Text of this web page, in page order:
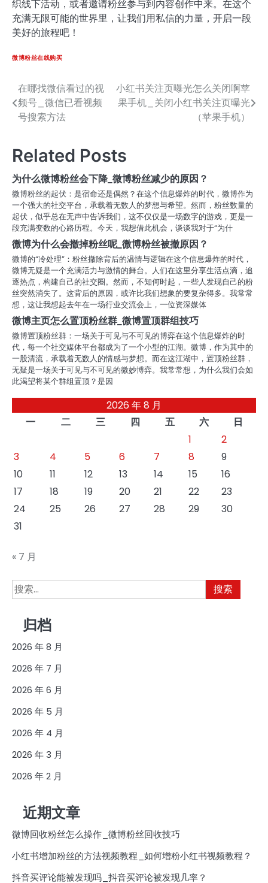
织线下活动，或者邀请粉丝参与到内容创作中来。在这个
充满无限可能的世界里，让我们用私信的力量，开启一段
美好的旅程吧！
微博粉丝在线购买
文
章
航
在哪找微信看过的视
频号_微信已看视频
号搜索方法
小红书关注页曝光怎么关闭啊苹
果手机_关闭小红书关注页曝光
（苹果手机）
Related Posts
为什么微博粉丝会下降_微博粉丝减少的原因？
微博粉丝的起伏：是宿命还是偶然？在这个信息爆炸的时代，微博作为
一个强大的社交平台，承载着无数人的梦想与希望。然而，粉丝数量的
起伏，似乎总在无声中告诉我们，这不仅仅是一场数字的游戏，更是一
段充满变数的心路历程。今天，我想借此机会，谈谈我对于“为什
微博为什么会撤掉粉丝呢_微博粉丝被撤原因？
微博的“冷处理”：粉丝撤除背后的温情与逻辑在这个信息爆炸的时代，
微博无疑是一个充满活力与激情的舞台。人们在这里分享生活点滴，追
逐热点，构建自己的社交圈。然而，不知何时起，一些人发现自己的粉
丝突然消失了。这背后的原因，或许比我们想象的要复杂得多。我常常
想，这让我想起去年在一场行业交流会上，一位资深媒体
微博主页怎么置顶粉丝群_微博置顶群组技巧
微博置顶粉丝群：一场关于可见与不可见的博弈在这个信息爆炸的时
代，每一个社交媒体平台都成为了一个小型的江湖。微博，作为其中的
一股清流，承载着无数人的情感与梦想。而在这江湖中，置顶粉丝群，
无疑是一场关于可见与不可见的微妙博弈。我常常想，为什么我们会如
此渴望将某个群组置顶？是因
2026 年 8 月
一
二 三 四 五 六
日
1
2
3
4 5 6 7 8
9
10
11 12 13 14 15
16
17
18 19 20 21 22
23
24
25 26 27 28 29
30
31
« 7 月
搜
索：
归档
2026 年 8 月
2026 年 7 月
2026 年 6 月
2026 年 5 月
2026 年 4 月
2026 年 3 月
2026 年 2 月
近期文章
微博回收粉丝怎么操作_微博粉丝回收技巧
小红书增加粉丝的方法视频教程_如何增粉小红书视频教程？
抖音买评论能被发现吗_抖音买评论被发现几率？